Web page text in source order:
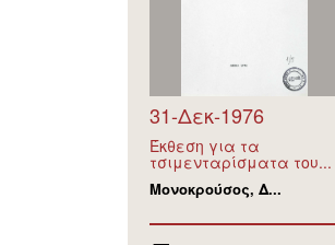
31-Δεκ-1976
Έκθεση για τα
τσιμενταρίσματα του...
Μονοκρούσος, Δ...